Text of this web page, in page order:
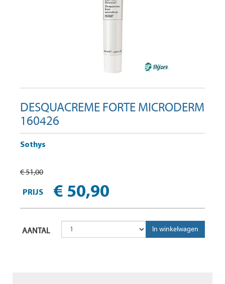
DESQUACREME FORTE MICRODERM
160426
Sothys
€ 51,00
PRIJS € 50,90
AANTAL